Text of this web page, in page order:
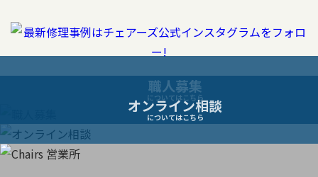
ゲ
ー
シ
ョ
職人募集
についてはこちら
オンライン相談
についてはこちら